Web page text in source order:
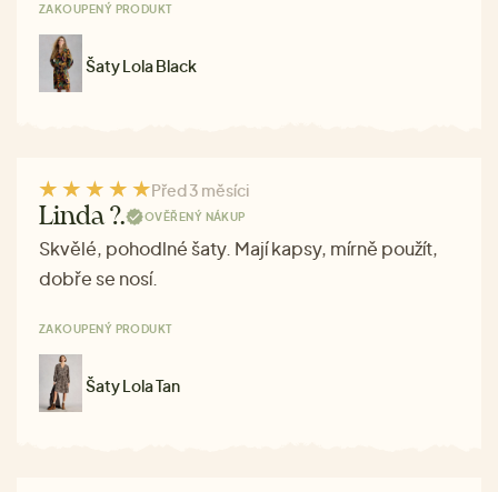
ZAKOUPENÝ PRODUKT
Šaty Lola Black
Před 3 měsíci
Linda ?. OVĚŘENÝ NÁKUP
Skvělé, pohodlné šaty. Mají kapsy, mírně použít,
dobře se nosí.
ZAKOUPENÝ PRODUKT
Šaty Lola Tan